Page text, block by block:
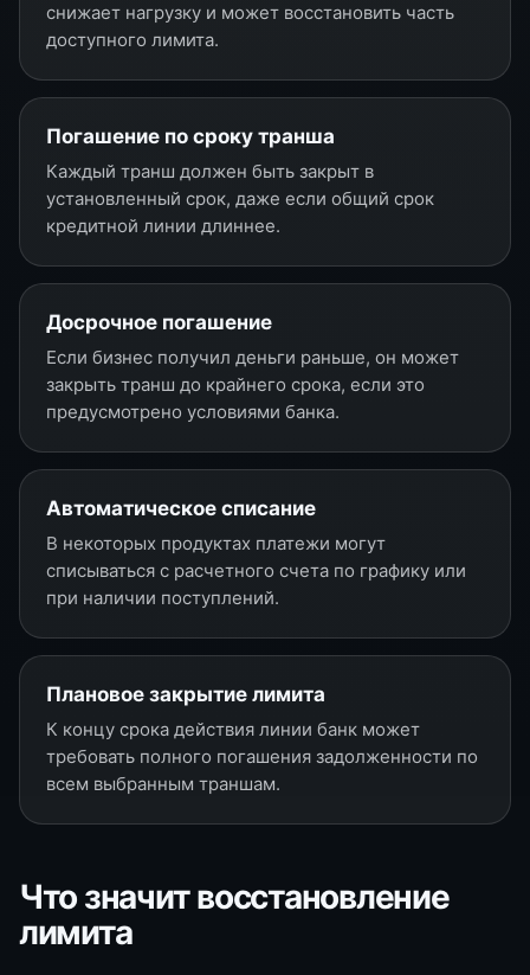
снижает нагрузку и может восстановить часть
доступного лимита.
Погашение по сроку транша
Каждый транш должен быть закрыт в
установленный срок, даже если общий срок
кредитной линии длиннее.
Досрочное погашение
Если бизнес получил деньги раньше, он может
закрыть транш до крайнего срока, если это
предусмотрено условиями банка.
Автоматическое списание
В некоторых продуктах платежи могут
списываться с расчетного счета по графику или
при наличии поступлений.
Плановое закрытие лимита
К концу срока действия линии банк может
требовать полного погашения задолженности по
всем выбранным траншам.
Что значит восстановление
лимита